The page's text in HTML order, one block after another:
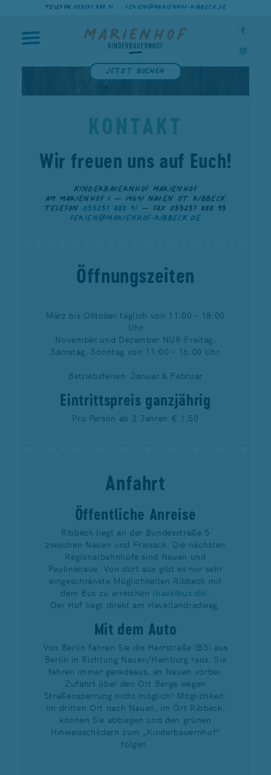
TELEFON 033237 888 91 FERIEN@MARIENHOF-RIBBECK.DE
Jetzt buchen
KONTAKT
Wir freuen uns auf Euch!
KINDERBAUERNHOF MARIENHOF
AM MARIENHOF 1 — 14641 NAUEN OT RIBBECK
TELEFON033237 888 91— FAX 033237 888 93
FERIEN@MARIENHOF-RIBBECK.DE
Öffnungszeiten
März bis Oktober täglich von 11:00 – 18:00
Uhr
November und Dezember NUR Freitag,
Samstag, Sonntag von 11:00 – 16:00 Uhr
Betriebsferien: Januar & Februar
Eintrittspreis ganzjährig
Pro Person ab 2 Jahren € 1,50
Anfahrt
Öffentliche Anreise
Ribbeck liegt an der Bundesstraße 5
zwischen Nauen und Friesack. Die nächsten
Regionalbahnhöfe sind Nauen und
Paulinenaue. Von dort aus gibt es nur sehr
eingeschränkte Möglichkeiten Ribbeck mit
dem Bus zu erreichen (havelbus.de).
Der Hof liegt direkt am Havellandradweg.
Mit dem Auto
Von Berlin fahren Sie die Herrstraße (B5) aus
Berlin in Richtung Nauen/Hamburg raus. Sie
fahren immer geradeaus, an Nauen vorbei.
Zufahrt über den Ort Berge wegen
Straßensperrung nicht möglich! Möglichkeit:
Im dritten Ort nach Nauen, im Ort Ribbeck,
können Sie abbiegen und den grünen
Hinweisschildern zum „Kinderbauernhof“
folgen.